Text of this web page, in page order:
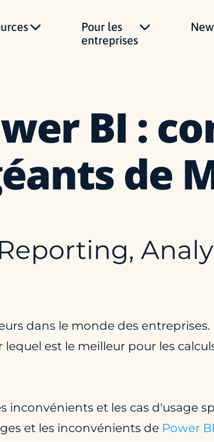
Pour les
entreprises
BI :
de
dans le monde des
est le meilleur pour les
inconvénients et les cas d'usage
et les inconvénients de Power BI